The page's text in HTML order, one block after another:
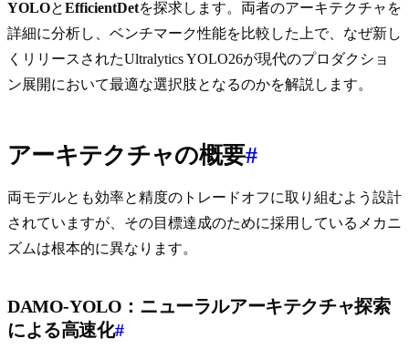
YOLOとEfficientDetを探求します。両者のアーキテクチャを
詳細に分析し、ベンチマーク性能を比較した上で、なぜ新し
くリリースされたUltralytics YOLO26が現代のプロダクショ
ン展開において最適な選択肢となるのかを解説します。
アーキテクチャの概要#
両モデルとも効率と精度のトレードオフに取り組むよう設計
されていますが、その目標達成のために採用しているメカニ
ズムは根本的に異なります。
DAMO-YOLO：ニューラルアーキテクチャ探索
による高速化#